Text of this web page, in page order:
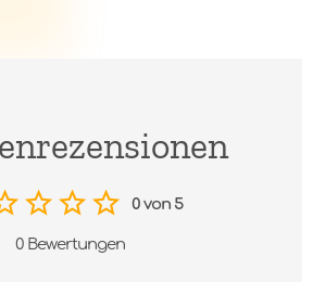
0 von 5
0 Bewertungen